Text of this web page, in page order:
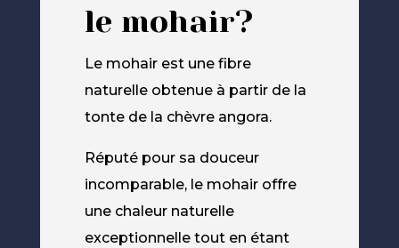
le mohair?
Le mohair est une fibre
naturelle obtenue à partir de la
tonte de la chèvre angora.
Réputé pour sa douceur
incomparable, le mohair offre
une chaleur naturelle
exceptionnelle tout en étant